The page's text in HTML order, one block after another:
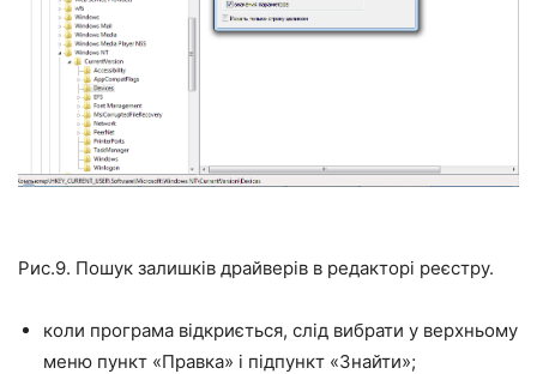
Рис.9. Пошук залишків драйверів в редакторі реєстру.
коли програма відкриється, слід вибрати у верхньому
меню пункт «Правка» і підпункт «Знайти»;